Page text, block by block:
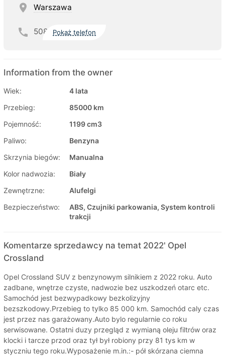
Warszawa
508 Pokaż telefon
Information from the owner
Wiek:
4 lata
Przebieg:
85000 km
Pojemność:
1199 cm3
Paliwo:
Benzyna
Skrzynia biegów:
Manualna
Kolor nadwozia:
Biały
Zewnętrzne:
Alufelgi
Bezpieczeństwo:
ABS, Czujniki parkowania, System kontroli
trakcji
Komentarze sprzedawcy na temat 2022' Opel
Crossland
Opel Crossland SUV z benzynowym silnikiem z 2022 roku. Auto
zadbane, wnętrze czyste, nadwozie bez uszkodzeń otarc etc.
Samochód jest bezwypadkowy bezkolizyjny
bezszkodowy.Przebieg to tylko 85 000 km. Samochód caly czas
jest przez nas garażowany.Auto bylo regularnie co roku
serwisowane. Ostatni duzy przegląd z wymianą oleju filtrów oraz
klocki i tarcze przod oraz tył był robiony przy 81 tys km w
styczniu tego roku.Wyposażenie m.in.:- pół skórzana ciemna